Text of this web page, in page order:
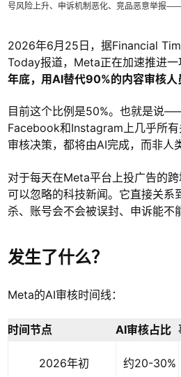
号风险上升、申诉机制恶化、竞品恶意举报——
2026年6月25日，据Financial
Today报道，Meta正在加速推进一
年底，用AI替代90%的内容审核人
目前这个比例是50%。也就是说
Facebook和Instagram上几乎所
审核决策，都将由AI完成，而非人
对于每天在Meta平台上投广告的
可以忽略的科技新闻。它直接关系
杀、账号会不会被误封、申诉能不
发生了什么？
Meta的AI审核时间线：
时间节点 AI审核占比
2026年初 约20-30%